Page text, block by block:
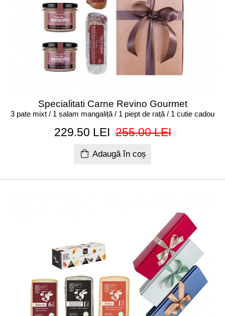
Specialitati Carne Revino Gourmet
3 pate mixt / 1 salam mangaliță / 1 piept de rață / 1 cutie cadou
229.50 LEI 255.00 LEI
Adaugă în coș